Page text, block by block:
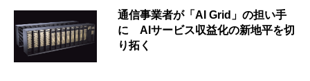
通信事業者が「AI Grid」の担い手
に AIサービス収益化の新地平を切
り拓く